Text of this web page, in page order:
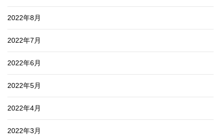
2022年8月
2022年7月
2022年6月
2022年5月
2022年4月
2022年3月